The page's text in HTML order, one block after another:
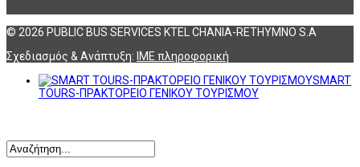
© 2026 PUBLIC BUS SERVICES KTEL CHANIA-RETHYMNO S.A
Σχεδιασμός & Ανάπτυξη: ΙΜΕ πληροφορική
SMART
TOURS-ΠΡΑΚΤΟΡΕΙΟ ΓΕΝΙΚΟΥ ΤΟΥΡΙΣΜΟΥ